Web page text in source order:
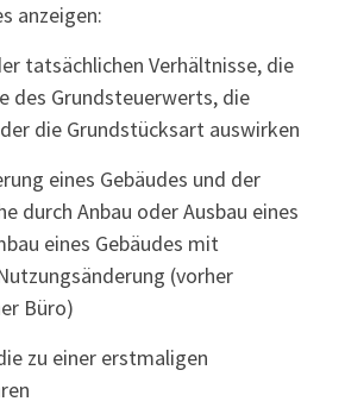
anzeigen:
tatsächlichen Verhältnisse, die
des Grundsteuerwerts, die
die Grundstücksart auswirken
eines Gebäudes und der
durch Anbau oder Ausbau eines
eines Gebäudes mit
(vorher
Büro)
zu einer erstmaligen